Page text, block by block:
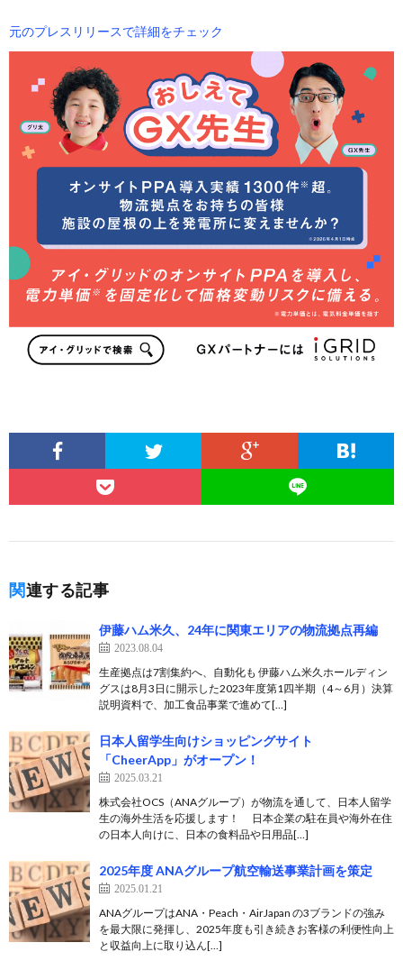
元のプレスリリースで詳細をチェック
関連する記事
伊藤ハム米久、24年に関東エリアの物流拠点再編
2023.08.04
生産拠点は7割集約へ、自動化も 伊藤ハム米久ホールディン
グスは8月3日に開示した2023年度第1四半期（4～6月）決算
説明資料で、加工食品事業で進めて[…]
日本人留学生向けショッピングサイト
「CheerApp」がオープン！
2025.03.21
株式会社OCS（ANAグループ）が物流を通して、日本人留学
生の海外生活を応援します！ 日本企業の駐在員や海外在住
の日本人向けに、日本の食料品や日用品[…]
2025年度 ANAグループ航空輸送事業計画を策定
2025.01.21
ANAグループはANA・Peach・AirJapan の3ブランドの強み
を最大限に発揮し、2025年度も引き続きお客様の利便性向上
と収益向上に取り込ん[…]